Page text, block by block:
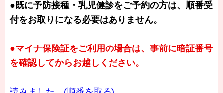
●既に予防接種・乳児健診をご予約の方は、順番受
付をお取りになる必要はありません。
●マイナ保険証をご利用の場合は、事前に暗証番号
を確認してからお越しください。